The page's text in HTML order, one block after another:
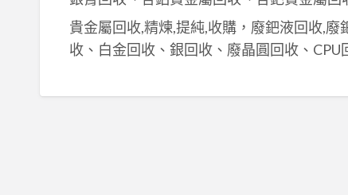
貴金屬回收,精煉,提純,收購，廢鈀液回收,廢
收、白金回收、銀回收、廢晶圓回收、CPU